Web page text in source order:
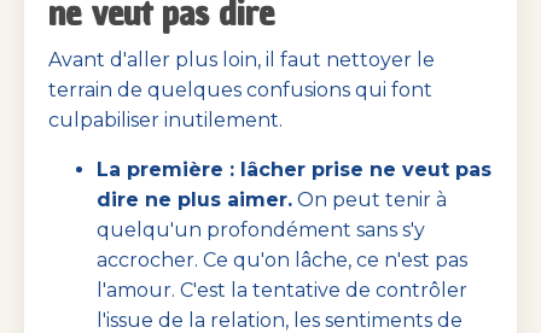
ne veut pas dire
Avant d'aller plus loin, il faut nettoyer le
terrain de quelques confusions qui font
culpabiliser inutilement.
La première : lâcher prise ne veut pas
dire ne plus aimer. On peut tenir à
quelqu'un profondément sans s'y
accrocher. Ce qu'on lâche, ce n'est pas
l'amour. C'est la tentative de contrôler
l'issue de la relation, les sentiments de